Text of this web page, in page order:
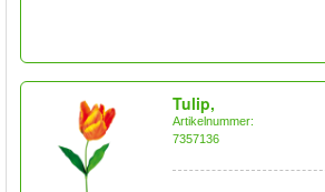
Tulip,
Artikelnummer:
7357136